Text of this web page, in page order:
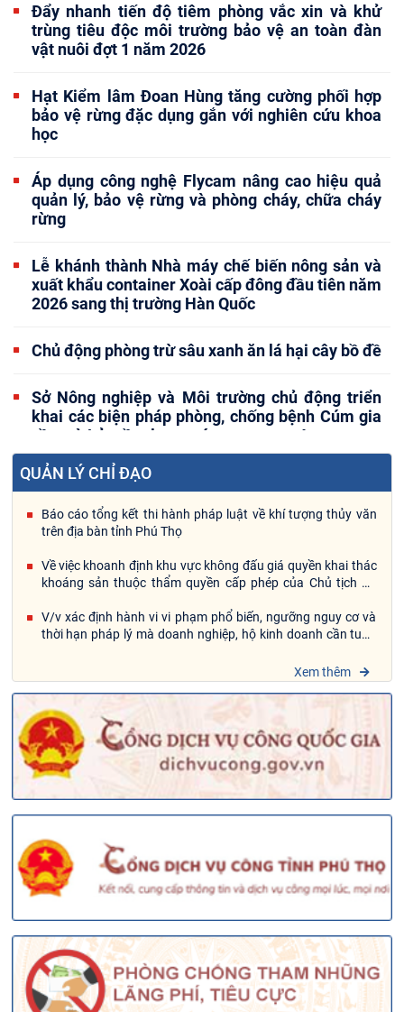
Đẩy nhanh tiến độ tiêm phòng vắc xin và khử
trùng tiêu độc môi trường bảo vệ an toàn đàn
vật nuôi đợt 1 năm 2026
Hạt Kiểm lâm Đoan Hùng tăng cường phối hợp
bảo vệ rừng đặc dụng gắn với nghiên cứu khoa
học
Áp dụng công nghệ Flycam nâng cao hiệu quả
quản lý, bảo vệ rừng và phòng cháy, chữa cháy
rừng
Lễ khánh thành Nhà máy chế biến nông sản và
xuất khẩu container Xoài cấp đông đầu tiên năm
2026 sang thị trường Hàn Quốc
Chủ động phòng trừ sâu xanh ăn lá hại cây bồ đề
Sở Nông nghiệp và Môi trường chủ động triển
khai các biện pháp phòng, chống bệnh Cúm gia
cầm và Lở mồm long móng serotype A
UBND xã Thái Hoà tổ chức hội nghị tham gia ý
nông nghiệp tuần hoàn giai đoạn 2026-2030
Sở Nông nghiệp và Môi trường triển khai cấp cá
giống thực hiện mô hình nuôi thử nghiệm giống
cá chép Hungary tại Hồ Hòa Bình
thực địa các khu vực sạt lở bờ sông tại khu vực
Vĩnh Phúc
Hội nghị Tập huấn thực hiện quy định pháp luật
mới về phân quyền, phân cấp, cắt giảm đơn giản
hóa thủ tục hành chính, điều kiện đầu tư kinh
doanh trong lĩnh vực Nông nghiệp và môi trường
Chủ động ngăn ngừa nguy cơ xâm nhiễm vi rút
LMLM serotype SAT1
chức lễ phát động hưởng ứng ngày Môi trường
thế giới năm 2026
QUẢN LÝ CHỈ ĐẠO
Báo cáo tổng kết thi hành pháp luật về khí tượng thủy văn
trên địa bàn tỉnh Phú Thọ
Về việc khoanh định khu vực không đấu giá quyền khai thác
khoáng sản thuộc thẩm quyền cấp phép của Chủ tịch Ủy
đá vôi, sét làm nguyên liệu sản xuất xi măng và khoáng sản
là phụ gia điều chỉnh làm xi măng đã xác định trong quy
V/v xác định hành vi vi phạm phổ biến, ngưỡng nguy cơ và
thời hạn pháp lý mà doanh nghiệp, hộ kinh doanh cần tuân
Xem thêm